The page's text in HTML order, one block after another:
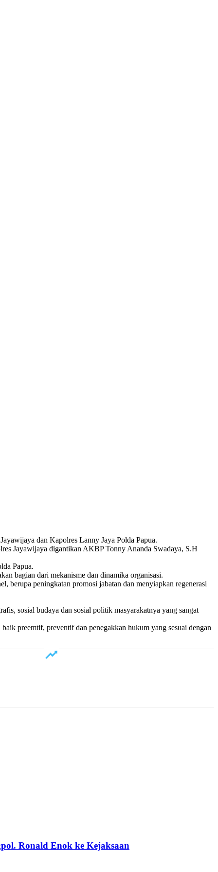
dan Kapolres Lanny Jaya Polda Papua.
Jayawijaya digantikan AKBP Tonny Ananda Swadaya, S.H
Papua.
bagian dari mekanisme dan dinamika organisasi.
berupa peningkatan promosi jabatan dan menyiapkan regenerasi
sosial budaya dan sosial politik masyarakatnya yang sangat
preemtif, preventif dan penegakkan hukum yang sesuai dengan
Ronald Enok ke Kejaksaan